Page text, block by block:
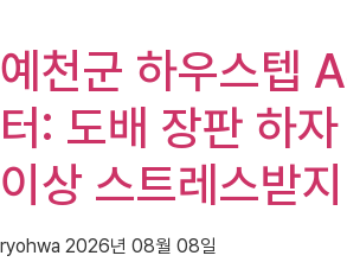
예천군 하우스텝
터: 도배 장판 하
이상 스트레스받
ryohwa 2026년 08월 08일